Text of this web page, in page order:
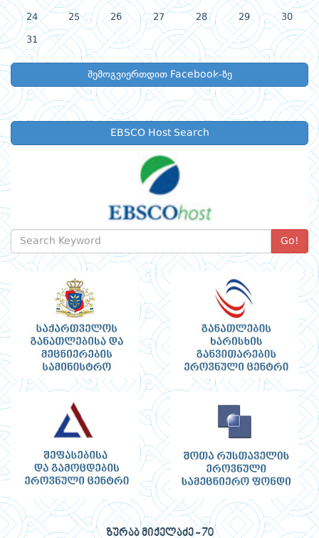
24 25 26 27 28 29 30
31
შემოგვიერთდით Facebook-ზე
EBSCO Host Search
Go!
ზურაბ მიქელაძე - 70